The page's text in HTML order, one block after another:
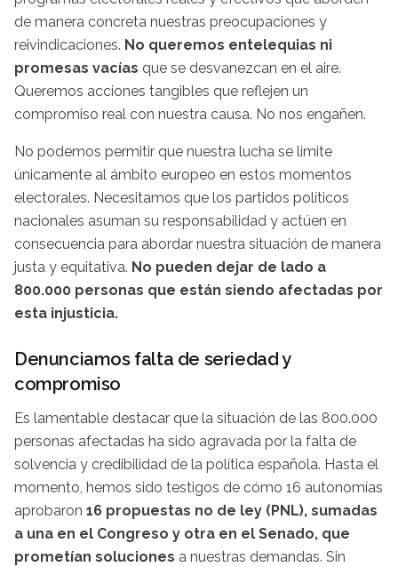
de manera concreta nuestras preocupaciones y
reivindicaciones. No queremos entelequias ni
promesas vacías que se desvanezcan en el aire.
Queremos acciones tangibles que reflejen un
compromiso real con nuestra causa. No nos engañen.
No podemos permitir que nuestra lucha se limite
únicamente al ámbito europeo en estos momentos
electorales. Necesitamos que los partidos políticos
nacionales asuman su responsabilidad y actúen en
consecuencia para abordar nuestra situación de manera
justa y equitativa. No pueden dejar de lado a
800.000 personas que están siendo afectadas por
esta injusticia.
Denunciamos falta de seriedad y
compromiso
Es lamentable destacar que la situación de las 800.000
personas afectadas ha sido agravada por la falta de
solvencia y credibilidad de la política española. Hasta el
momento, hemos sido testigos de cómo 16 autonomías
aprobaron 16 propuestas no de ley (PNL), sumadas
a una en el Congreso y otra en el Senado, que
prometían soluciones a nuestras demandas. Sin